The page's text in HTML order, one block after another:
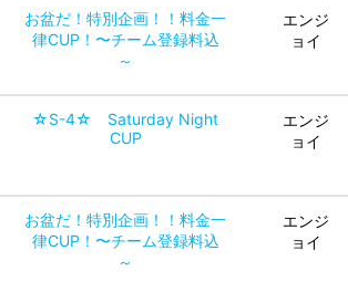
お盆だ！特別企画！！料金一
律CUP！〜チーム登録料込
～
エンジ
ョイ
☆S-4☆ Saturday Night
CUP
エンジ
ョイ
お盆だ！特別企画！！料金一
律CUP！〜チーム登録料込
～
エンジ
ョイ